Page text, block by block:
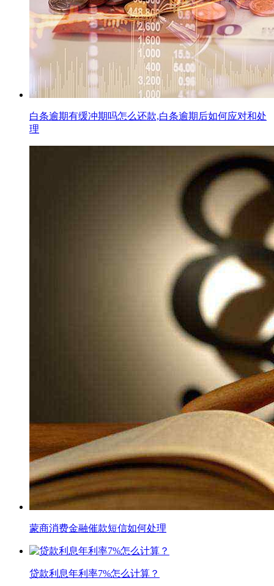
白条逾期有缓冲期吗怎么还款,白条逾期后如何应对和处
理
蒙商消费金融催款短信如何处理
贷款利息年利率7%怎么计算？